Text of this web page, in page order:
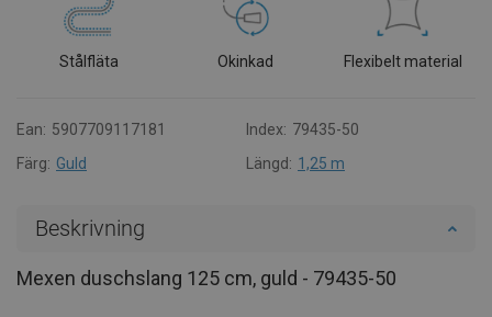
Stålfläta Okinkad Flexibelt material
Ean: 5907709117181 Index: 79435-50
Färg: Guld Längd: 1,25 m
Beskrivning
Mexen duschslang 125 cm, guld - 79435-50